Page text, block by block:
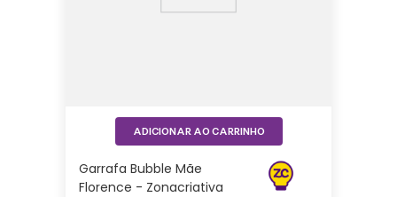
Garrafa Bubble Mãe
Florence - Zonacriativa
ADICIONAR AO CARRINHO